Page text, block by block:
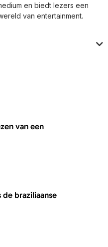
en biedt lezers een
van entertainment.
van een
braziliaanse